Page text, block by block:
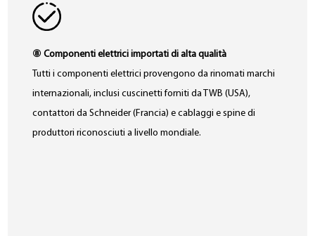
⑧ Componenti elettrici importati di alta qualità
Tutti i componenti elettrici provengono da rinomati marchi
internazionali, inclusi cuscinetti forniti da TWB (USA),
contattori da Schneider (Francia) e cablaggi e spine di
produttori riconosciuti a livello mondiale.